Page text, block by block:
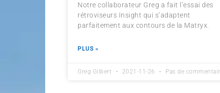
Notre collaborateur Greg a fait l’essai des
rétroviseurs Insight qui s’adaptent
parfaitement aux contours de la Matryx.
PLUS »
Greg Gilbert 2021-11-26 Pas de